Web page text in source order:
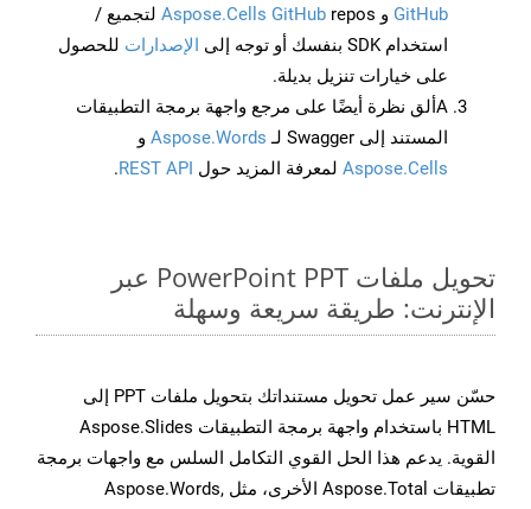
GitHub و Aspose.Cells GitHub repos لتجميع /
استخدام SDK بنفسك أو توجه إلى
الإصدارات للحصول
على خيارات تنزيل بديلة.
Aألق نظرة أيضًا على مرجع واجهة برمجة التطبيقات
المستند إلى Swagger لـ
Aspose.Words و
Aspose.Cells لمعرفة المزيد حول REST API
.
تحويل ملفات PowerPoint PPT عبر
الإنترنت: طريقة سريعة وسهلة
حسّن سير عمل تحويل مستنداتك بتحويل ملفات PPT إلى
HTML باستخدام واجهة برمجة التطبيقات Aspose.Slides
القوية. يدعم هذا الحل القوي التكامل السلس مع واجهات برمجة
تطبيقات Aspose.Total الأخرى، مثل Aspose.Words,